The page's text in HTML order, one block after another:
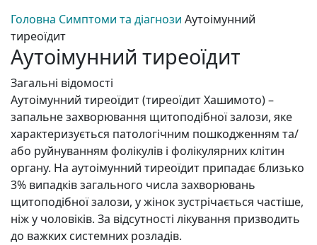
Головна Симптоми та діагнози Аутоімунний
тиреоїдит
Аутоімунний тиреоїдит
Загальні відомості
Аутоімунний тиреоїдит (тиреоїдит Хашимото) –
запальне захворювання щитоподібної залози, яке
характеризується патологічним пошкодженням та/
або руйнуванням фолікулів і фолікулярних клітин
органу. На аутоімунний тиреоїдит припадає близько
3% випадків загального числа захворювань
щитоподібної залози, у жінок зустрічається частіше,
ніж у чоловіків. За відсутності лікування призводить
до важких системних розладів.